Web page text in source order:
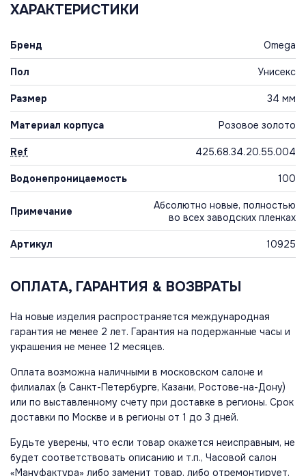
ХАРАКТЕРИСТИКИ
Бренд Omega
Пол Унисекс
Размер 34 мм
Материал корпуса Розовое золото
Ref 425.68.34.20.55.004
Водонепроницаемость 100
Примечание
Абсолютно новые, полностью
во всех заводских пленках
Артикул 10925
ОПЛАТА, ГАРАНТИЯ & ВОЗВРАТЫ
На новые изделия распространяется международная
гарантия не менее 2 лет. Гарантия на подержанные часы и
украшения не менее 12 месяцев.
Оплата возможна наличными в московском салоне и
филиалах (в Санкт-Петербурге, Казани, Ростове-на-Дону)
или по выставленному счету при доставке в регионы. Срок
доставки по Москве и в регионы от 1 до 3 дней.
Будьте уверены, что если товар окажется неисправным, не
будет соответствовать описанию и т.п., Часовой салон
«Мануфактура» либо заменит товар, либо отремонтирует,